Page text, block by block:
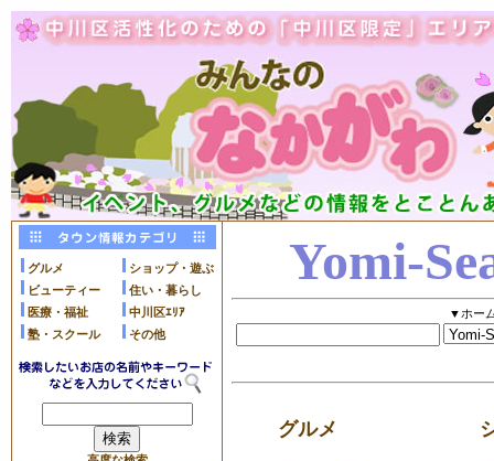
グルメ
ショップ・遊ぶ
ビューティー
住い・暮らし
医療・福祉
中川区ｴﾘｱ
塾・スクール
その他
Yomi-
▼ホー
グルメ